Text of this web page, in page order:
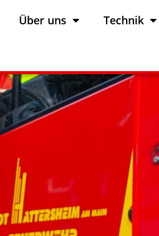
Über uns Technik